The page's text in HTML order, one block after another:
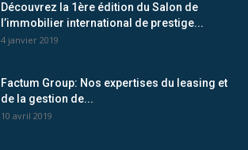
Découvrez la 1ère édition du Salon de
l’immobilier international de prestige...
4 janvier 2019
Factum Group: Nos expertises du leasing et
de la gestion de...
10 avril 2019